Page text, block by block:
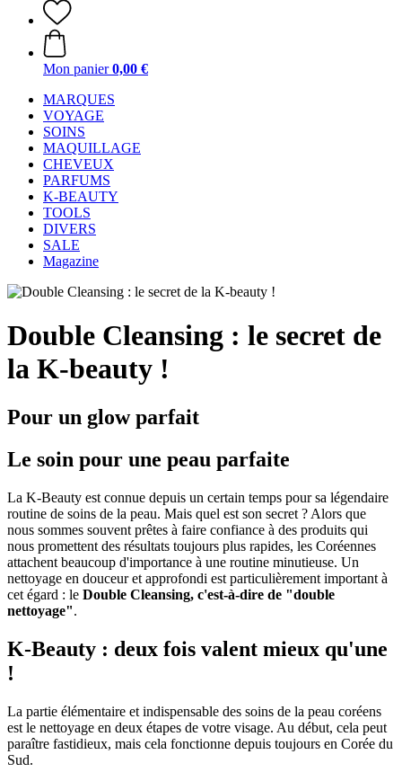
Mon panier 0,00 €
MARQUES
VOYAGE
SOINS
MAQUILLAGE
CHEVEUX
PARFUMS
K-BEAUTY
TOOLS
DIVERS
SALE
Magazine
Double Cleansing : le secret de
la K-beauty !
Pour un glow parfait
Le soin pour une peau parfaite
La K-Beauty est connue depuis un certain temps pour sa légendaire
routine de soins de la peau. Mais quel est son secret ? Alors que
nous sommes souvent prêtes à faire confiance à des produits qui
nous promettent des résultats toujours plus rapides, les Coréennes
attachent beaucoup d'importance à une routine minutieuse. Un
nettoyage en douceur et approfondi est particulièrement important à
cet égard : le Double Cleansing, c'est-à-dire de "double
nettoyage".
K-Beauty : deux fois valent mieux qu'une
!
La partie élémentaire et indispensable des soins de la peau coréens
est le nettoyage en deux étapes de votre visage. Au début, cela peut
paraître fastidieux, mais cela fonctionne depuis toujours en Corée du
Sud.